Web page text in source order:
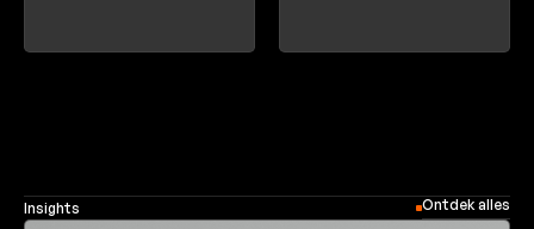
Insights Ontdek alles